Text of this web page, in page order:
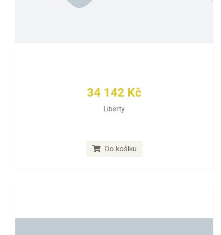
34 142 Kč
Liberty
Do košíku